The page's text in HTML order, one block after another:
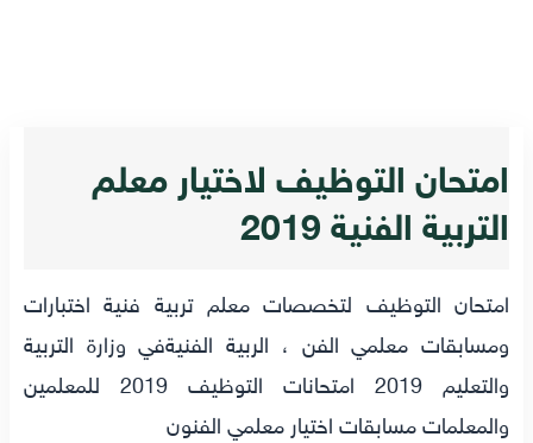
امتحان التوظيف لاختيار معلم
التربية الفنية 2019
امتحان التوظيف لتخصصات معلم تربية فنية اختبارات
ومسابقات معلمي الفن ، الربية الفنيةفي وزارة التربية
والتعليم 2019 امتحانات التوظيف 2019 للمعلمين
والمعلمات مسابقات اختيار معلمي الفنون